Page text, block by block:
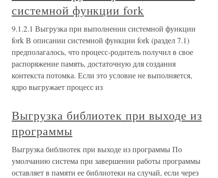
системной функции fork
9.1.2.1 Выгрузка при выполнении системной функции
fork В описании системной функции fork (раздел 7.1)
предполагалось, что процесс-родитель получил в свое
распоряжение память, достаточную для создания
контекста потомка. Если это условие не выполняется,
ядро выгружает процесс из
Выгрузка библиотек при выходе из
программы
Выгрузка библиотек при выходе из программы По
умолчанию система при завершении работы программы
оставляет в памяти ее библиотеки на случай, если через